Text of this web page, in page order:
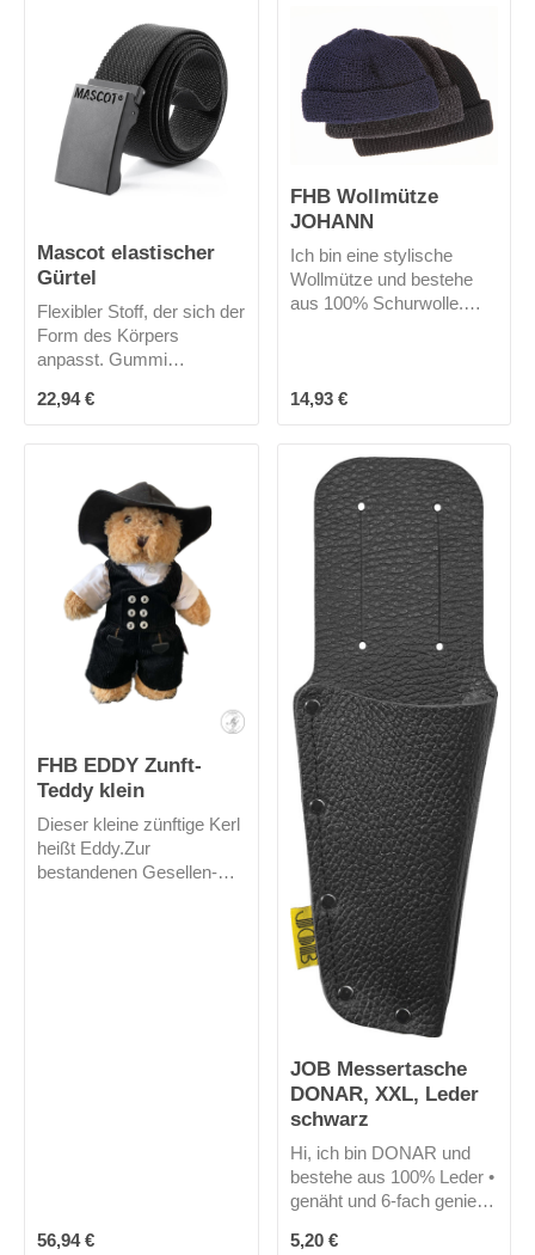
Mascot elastischer
Gürtel
Flexibler Stoff, der sich der
Form des Körpers
anpasst. Gummi
Vermeidung von Kratzern.
Kräftige Qualität, die für
sorgt, auch wenn die
Taschen mit Werkzeug
gefüllt sind. Kürzung
möglich (Gesamtlänge
130 cm). Gürtelbreite 4
cm.
Regulärer Preis:
22,94 €
FHB Wollmütze
JOHANN
Ich bin eine stylische
Wollmütze und bestehe
aus 100% Schurwolle.
Steige ich auch dir bald zu
Kopf?Mich gibt es in 3
Farben.
Regulärer Preis:
14,93 €
FHB EDDY Zunft-
Teddy klein
Dieser kleine zünftige Kerl
heißt Eddy.Zur
bestandenen Gesellen-
Regulärer Preis:
56,94 €
JOB Messertasche
DONAR, XXL, Leder
schwarz
Hi, ich bin DONAR und
bestehe aus 100% Leder •
genäht und 6-fach genietet
Regulärer Preis:
5,20 €